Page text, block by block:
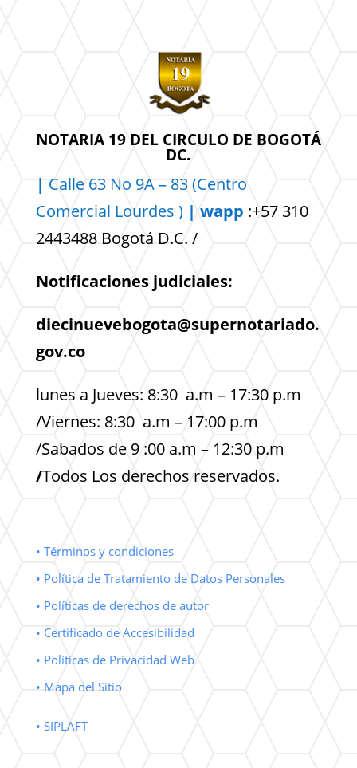
NOTARIA 19 DEL CIRCULO DE BOGOTÁ
DC.
| Calle 63 No 9A – 83 (Centro
Comercial Lourdes ) | wapp :+57 310
2443488 Bogotá D.C. /
Notificaciones judiciales:
diecinuevebogota@supernotariado.
gov.co
lunes a Jueves: 8:30 a.m – 17:30 p.m
/Viernes: 8:30 a.m – 17:00 p.m
/Sabados de 9 :00 a.m – 12:30 p.m
/Todos Los derechos reservados.
• Términos y condiciones
• Política de Tratamiento de Datos Personales
• Políticas de derechos de autor
• Certificado de Accesibilidad
• Políticas de Privacidad Web
• Mapa del Sitio
• SIPLAFT